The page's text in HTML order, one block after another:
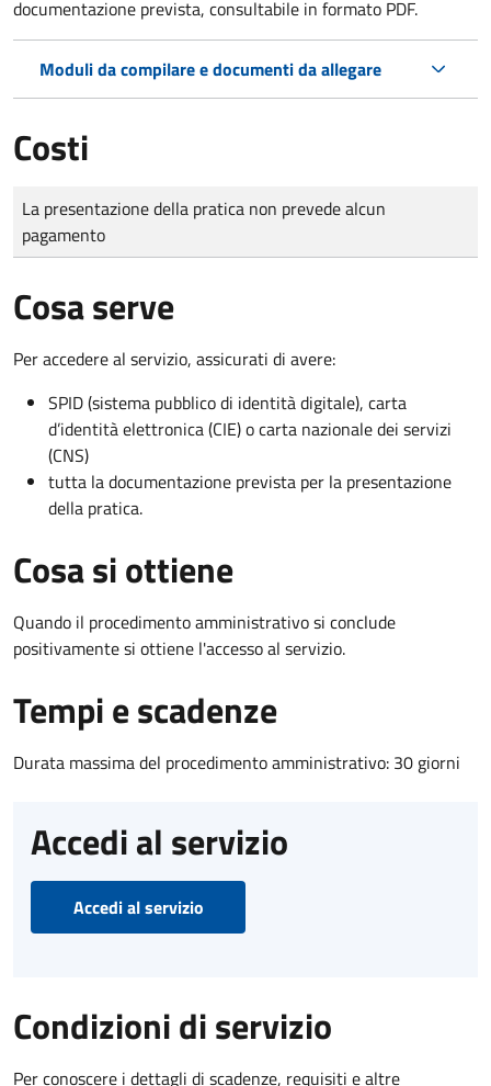
documentazione prevista, consultabile in formato PDF.
Moduli da compilare e documenti da allegare
Costi
Tipo di pagamento
Importo
La presentazione della pratica non prevede alcun
pagamento
Cosa serve
Per accedere al servizio, assicurati di avere:
SPID (sistema pubblico di identità digitale), carta
d’identità elettronica (CIE) o carta nazionale dei servizi
(CNS)
tutta la documentazione prevista per la presentazione
della pratica.
Cosa si ottiene
Quando il procedimento amministrativo si conclude
positivamente si ottiene l'accesso al servizio.
Tempi e scadenze
Durata massima del procedimento amministrativo: 30 giorni
Accedi al servizio
Accedi al servizio
Condizioni di servizio
Per conoscere i dettagli di scadenze, requisiti e altre